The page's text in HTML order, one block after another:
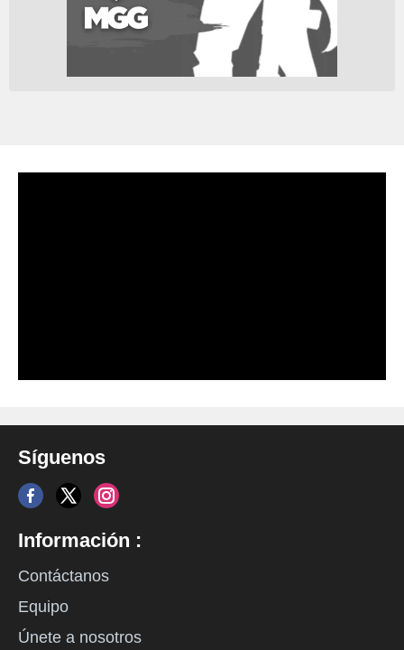
Síguenos
Información :
Contáctanos
Equipo
Únete a nosotros